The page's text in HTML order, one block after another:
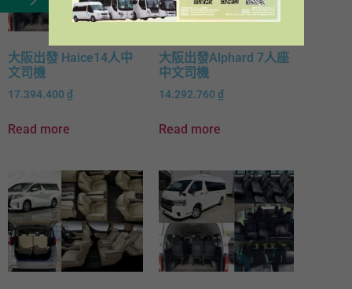
大阪出發 Haice14人中
文司機
17.394.400 ₫
Read more
大阪出發Alphard 7人座
中文司機
14.292.760 ₫
Read more
TWD
USD
MYR
HKD
THB